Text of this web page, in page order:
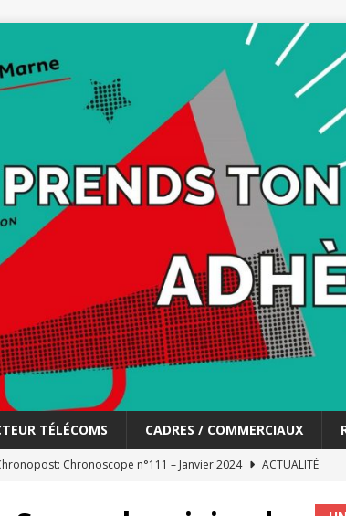
TÉLÉCOMS CADRES / COMMERCIAUX
Chronoscope n°111 – Janvier 2024
ACTUALITÉ